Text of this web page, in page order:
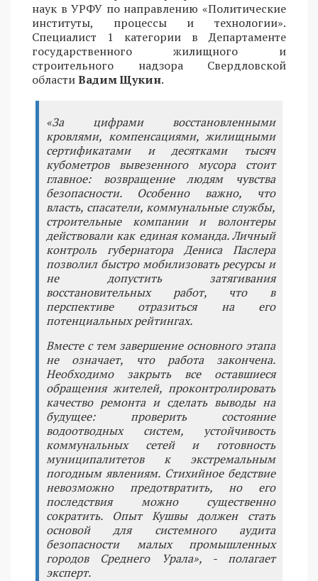
наук в УРФУ по направлению «Политические
институты, процессы и технологии».
Специалист 1 категории в Департаменте
государственного жилищного и
строительного надзора Свердловской
областиВадим Щукин.
«За цифрами восстановленными
кровлями, компенсациями, жилищными
сертификатами и десятками тысяч
кубометров вывезенного мусора стоит
главное: возвращение людям чувства
безопасности. Особенно важно, что
власть, спасатели, коммунальные службы,
строительные компании и волонтеры
действовали как единая команда. Личный
контроль губернатора Дениса Паслера
позволил быстро мобилизовать ресурсы и
не допустить затягивания
восстановительных работ, что в
перспективе отразиться на его
потенциальных рейтингах.
Вместе с тем завершение основного этапа
не означает, что работа закончена.
Необходимо закрыть все оставшиеся
обращения жителей, проконтролировать
качество ремонта и сделать выводы на
будущее: проверить состояние
водоотводных систем, устойчивость
коммунальных сетей и готовность
муниципалитетов к экстремальным
погодным явлениям. Стихийное бедствие
невозможно предотвратить, но его
последствия можно существенно
сократить. Опыт Кушвы должен стать
основой для системного аудита
безопасности малых промышленных
городов Среднего Урала», - полагает
эксперт.